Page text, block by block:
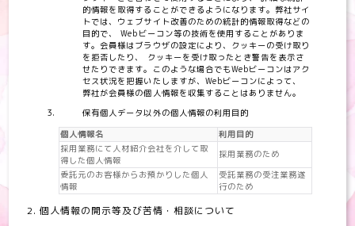
的情報を取得することができるようになります。弊社サイ
トでは、ウェブサイト改善のための統計的情報取得などの
目的で、 Webビーコン等の技術を使用することがありま
す。会員様はブラウザの設定により、クッキーの受け取り
を拒否したり、 クッキーを受け取ったとき警告を表示さ
せたりできます。このような場合でもWebビーコンはアク
セス状況を把握いたしますが、Webビーコンによって、
弊社が会員様の個人情報を収集することはありません。
保有個人データ以外の個人情報の利用目的
個人情報名
利用目的
採用業務にて人材紹介会社を介して取
得した個人情報
採用業務のため
委託元のお客様からお預かりした個人
情報
受託業務の受注業務遂
行のため
2. 個人情報の開示等及び苦情・相談について